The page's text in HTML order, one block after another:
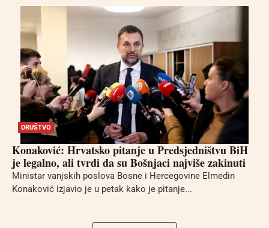
DRUŠTVO
Konaković: Hrvatsko pitanje u Predsjedništvu BiH
je legalno, ali tvrdi da su Bošnjaci najviše zakinuti
Ministar vanjskih poslova Bosne i Hercegovine Elmedin
Konaković izjavio je u petak kako je pitanje...